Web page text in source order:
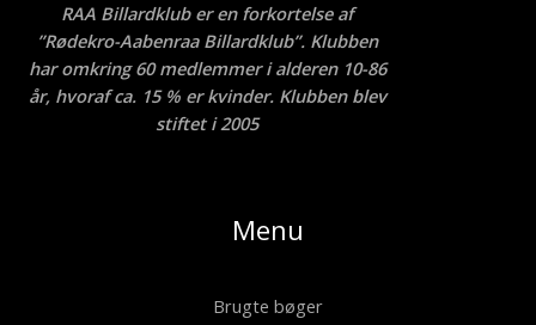
RAA Billardklub er en forkortelse af
”Rødekro-Aabenraa Billardklub”. Klubben
har omkring 60 medlemmer i alderen 10-86
år, hvoraf ca. 15 % er kvinder. Klubben blev
stiftet i 2005
Menu
Brugte bøger